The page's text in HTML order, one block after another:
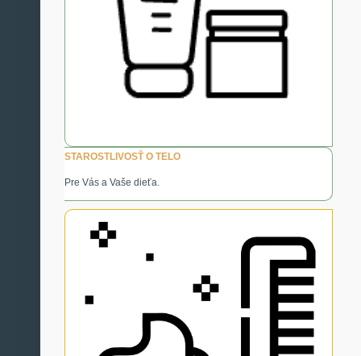
STAROSTLIVOSŤ O TELO
Pre Vás a Vaše dieťa.